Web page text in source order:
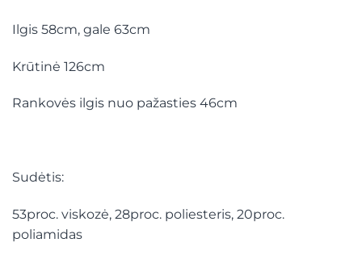
Ilgis 58cm, gale 63cm
Krūtinė 126cm
Rankovės ilgis nuo pažasties 46cm
Sudėtis:
53proc. viskozė, 28proc. poliesteris, 20proc.
poliamidas